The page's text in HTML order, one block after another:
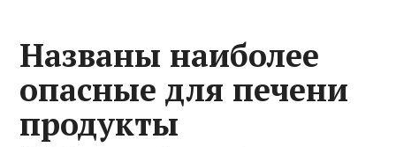
Названы наиболее
опасные для печени
продукты